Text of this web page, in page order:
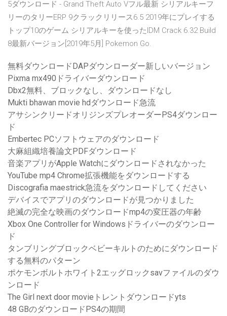
5ダウンロード - Grand Theft Auto Vフル最新 シリアルキーフ
リーのタリーERP 9クラックリリース6.5 2019年にプレイする
トップ10のゲーム シリアルキーを使ったIDM Crack 6.32 Build
8最新バージョン[2019年5月] Pokemon Go.
無料ダウンロードDAPダウンローダー新しいバージョン
Pixma mx490ドライバーダウンロード
Dbx2無料、ブロックなし、ダウンロードなし
Mukti bhawan movie hdダウンロード急流
アサシンクリードオリジンズプレオーダーPS4ダウンロー
ド
Embertec PCソフトウェアのダウンロード
大麻組織培養論文PDFダウンロード
音楽アプリがApple Watchにダウンロードされなかった
YouTube mp4 Chrome拡張機能をダウンロードする
Discografia maestrick急流をダウンロードしてください
デバイスでアプリのダウンロードが見つかりました
絶滅の完全な映画のダウンロードmp4の変圧器の年齢
Xbox One Controller for Windowsドライバーのダウンロー
ド
タンブリングブロックベビーキルトのためにダウンロード
する無料のパターン
ポケモンボルトホワイト2エッグロックsavファイルのダウ
ンロード
The Girl next door movieトレントダウンロードyts
48 GBのダウンロードPS4の期間